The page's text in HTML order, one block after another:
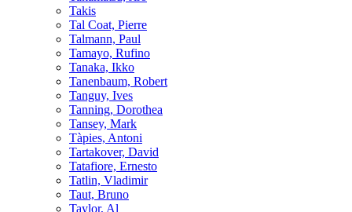
Takis
Tal Coat, Pierre
Talmann, Paul
Tamayo, Rufino
Tanaka, Ikko
Tanenbaum, Robert
Tanguy, Ives
Tanning, Dorothea
Tansey, Mark
Tàpies, Antoni
Tartakover, David
Tatafiore, Ernesto
Tatlin, Vladimir
Taut, Bruno
Taylor, Al